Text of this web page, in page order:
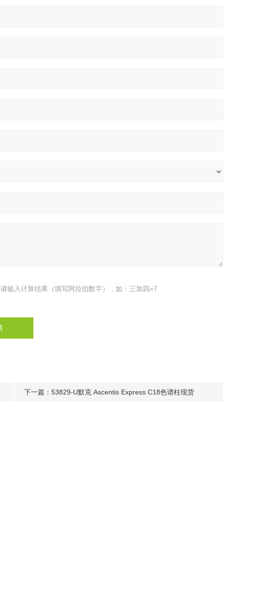
请输入计算结果（填写阿拉伯数字），如：三加四=7
下一篇： 53829-U默克 Ascentis Express C18色谱柱现货